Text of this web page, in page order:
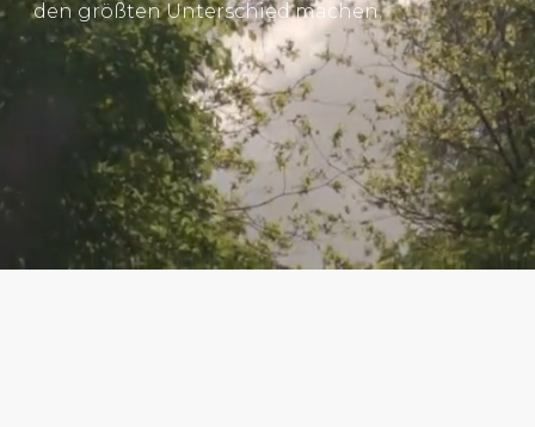
den größten Unterschied machen.